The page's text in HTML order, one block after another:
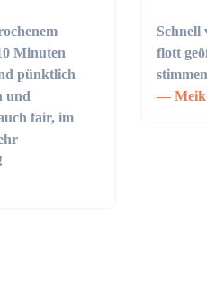
Minuten
pünktlich
und
fair, im
flott